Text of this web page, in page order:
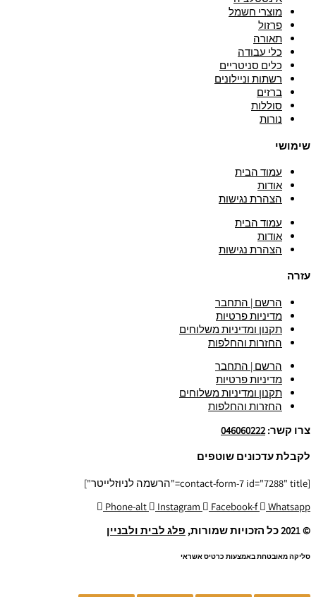
מוצרי חשמל
פרזול
תאורה
כלי עבודה
כלים סניטריים
רשתות וניילונים
ברזים
סוללות
נורות
שימושי
עמוד הבית
אודות
הצהרת נגישות
עמוד הבית
אודות
הצהרת נגישות
עזרה
הרשם | התחבר
מדיניות פרטיות
תקנון ומדיניות משלוחים
החזרות והחלפות
הרשם | התחבר
מדיניות פרטיות
תקנון ומדיניות משלוחים
החזרות והחלפות
צרו קשר: 046060222
לקבלת עדכונים שוטפים
[contact-form-7 id="7288" title="הרשמה לניוזלייטר"]
Phone-alt
Instagram Facebook-f
Whatsapp
© 2021 כל הזכויות שמורות,
פלג לבית ולבניין
סליקה מאובטחת באמצעות כרטיס אשראי